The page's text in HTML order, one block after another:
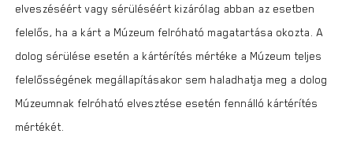
elveszéséért vagy sérüléséért kizárólag abban az esetben
felelős, ha a kárt a Múzeum felróható magatartása okozta. A
dolog sérülése esetén a kártérítés mértéke a Múzeum teljes
felelősségének megállapításakor sem haladhatja meg a dolog
Múzeumnak felróható elvesztése esetén fennálló kártérítés
mértékét.